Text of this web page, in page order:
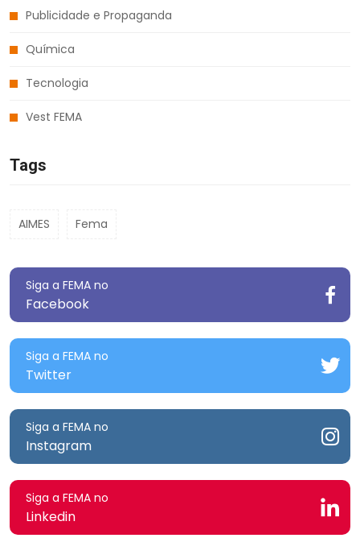
Publicidade e Propaganda
Química
Tecnologia
Vest FEMA
Tags
AIMES Fema
Siga a FEMA no
Facebook
Siga a FEMA no
Twitter
Siga a FEMA no
Instagram
Siga a FEMA no
Linkedin